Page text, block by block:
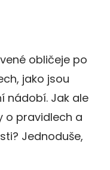
obličeje po
jako jsou
nádobí. Jak ale
o pravidlech a
Jednoduše,